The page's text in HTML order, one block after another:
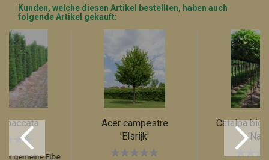
Kunden, welche diesen Artikel bestellten, haben auch
folgende Artikel gekauft:
baccata
gemeine Eibe
Acer campestre
'Elsrijk'
Catalpa